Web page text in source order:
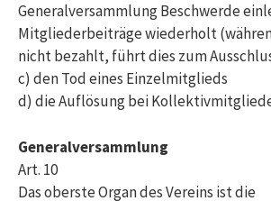
Generalversammlung Beschwerde
Mitgliederbeiträge wiederholt
nicht bezahlt, führt dies zum
c) den Tod eines Einzelmitglieds
d) die Auflösung bei
Generalversammlung
Art. 10
Das oberste Organ des Vereins ist die